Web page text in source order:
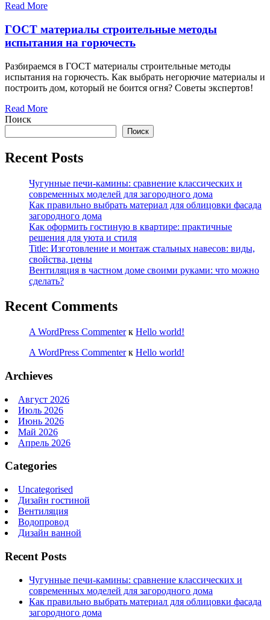
Read More
ГОСТ материалы строительные методы
испытания на горючесть
Разбираемся в ГОСТ материалы строительные методы
испытания на горючесть. Как выбрать негорючие материалы и
построить дом, который не боится огня? Советы экспертов!
Read More
Поиск
Поиск
Recent Posts
Чугунные печи-камины: сравнение классических и
современных моделей для загородного дома
Как правильно выбрать материал для облицовки фасада
загородного дома
Как оформить гостиную в квартире: практичные
решения для уюта и стиля
Title: Изготовление и монтаж стальных навесов: виды,
свойства, цены
Вентиляция в частном доме своими руками: что можно
сделать?
Recent Comments
A WordPress Commenterк Hello world!
A WordPress Commenterк Hello world!
Archieves
Август 2026
Июль 2026
Июнь 2026
Май 2026
Апрель 2026
Categories
Uncategorised
Дизайн гостиной
Вентиляция
Водопровод
Дизайн ванной
Recent Posts
Чугунные печи-камины: сравнение классических и
современных моделей для загородного дома
Как правильно выбрать материал для облицовки фасада
загородного дома